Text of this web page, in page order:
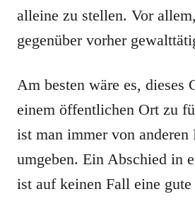
alleine zu stellen. Vor
gegenüber vorher
Am besten wäre es, dieses
einem öffentlichen Ort zu
ist man immer von anderen
umgeben. Ein Abschied in
ist auf keinen Fall eine